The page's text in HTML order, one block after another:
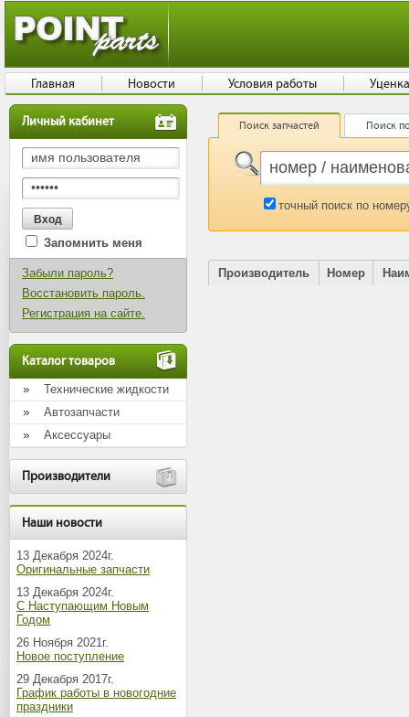
Личный кабинет
Запомнить меня
Забыли пароль?
Восстановить пароль.
Регистрация на сайте.
Каталог товаров
Технические жидкости
Автозапчасти
Аксессуары
Производители
Наши новости
13 Декабря 2024г.
Оригинальные запчасти
13 Декабря 2024г.
С Наступающим Новым
Годом
26 Ноября 2021г.
Новое поступление
29 Декабря 2017г.
График работы в новогодние
праздники
Поиск запчастей Поиск
точный поиск по
Производитель Номер
Главная Новости Условия работы